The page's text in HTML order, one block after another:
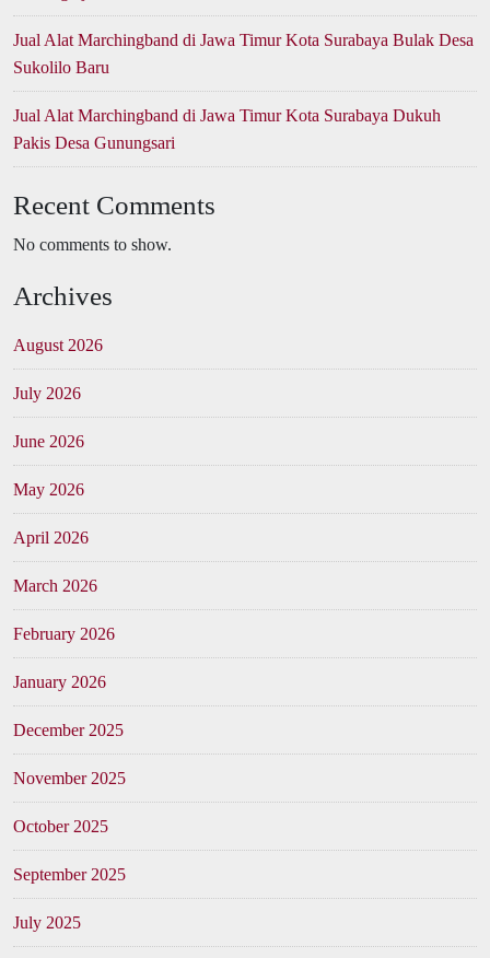
Jual Alat Marchingband di Jawa Timur Kota Surabaya Bulak Desa
Sukolilo Baru
Jual Alat Marchingband di Jawa Timur Kota Surabaya Dukuh
Pakis Desa Gunungsari
Recent Comments
No comments to show.
Archives
August 2026
July 2026
June 2026
May 2026
April 2026
March 2026
February 2026
January 2026
December 2025
November 2025
October 2025
September 2025
July 2025